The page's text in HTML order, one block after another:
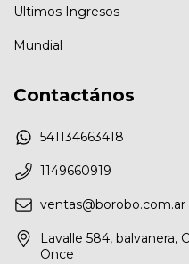
Ultimos Ingresos
Mundial
Contactános
541134663418
1149660919
ventas@borobo.com.ar
Lavalle 584, balvanera,
Once